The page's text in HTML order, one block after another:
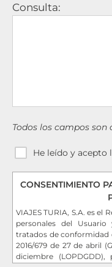
Consulta:
Todos los campos
He leído y acepto
CONSENTIMIENTO
VIAJES TURIA, S.A. es
personales del
tratados de conformidad
2016/679 de 27 de abril
diciembre